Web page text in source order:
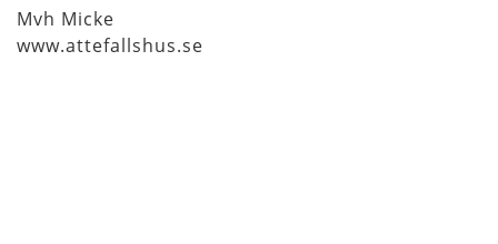
Mvh Micke
www.attefallshus.se